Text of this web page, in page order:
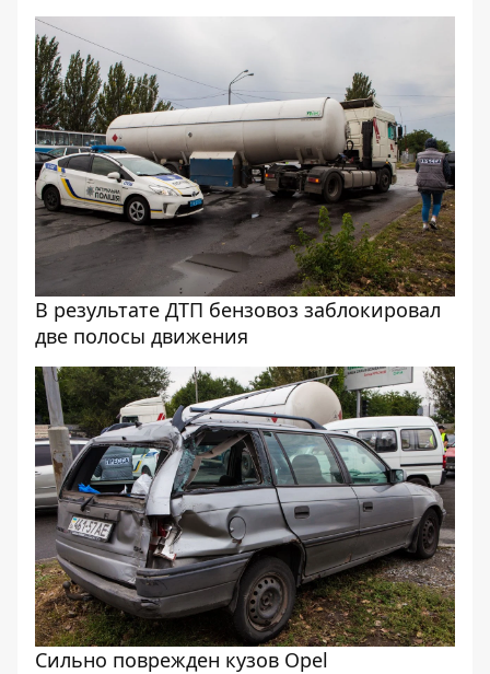
В результате ДТП бензовоз заблокировал
две полосы движения
Сильно поврежден кузов Opel